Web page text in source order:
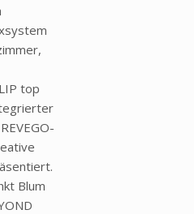
top
Blum